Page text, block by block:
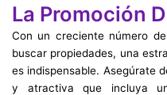
La Promoción
Con un creciente número
buscar propiedades, una
es indispensable. Asegúrate
y atractiva que incluya